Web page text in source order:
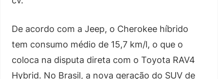
De acordo com a Jeep, o Cherokee híbrido
tem consumo médio de 15,7 km/l, o que o
coloca na disputa direta com o Toyota RAV4
Hybrid. No Brasil, a nova geração do SUV de